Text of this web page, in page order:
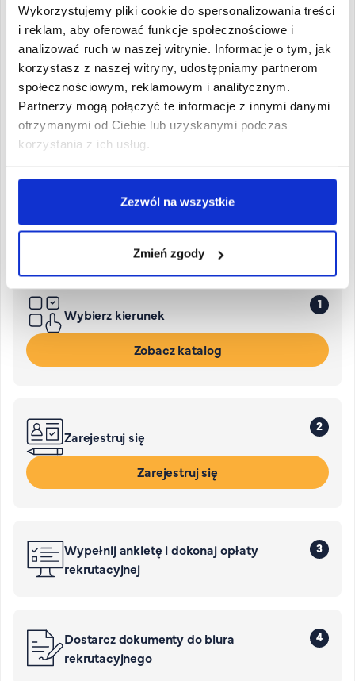
Wykorzystujemy pliki cookie do spersonalizowania treści
i reklam, aby oferować funkcje społecznościowe i
analizować ruch w naszej witrynie. Informacje o tym, jak
korzystasz z naszej witryny, udostępniamy partnerom
społecznościowym, reklamowym i analitycznym.
Partnerzy mogą połączyć te informacje z innymi danymi
otrzymanymi od Ciebie lub uzyskanymi podczas
korzystania z ich usług.
Zezwól na wszystkie
Zmień zgody
Proces rekrutacji
4 kroki do wymarzonej kariery!
1
Wybierz kierunek
Zobacz katalog
2
Zarejestruj się
Zarejestruj się
3
Wypełnij ankietę i dokonaj opłaty
rekrutacyjnej
4
Dostarcz dokumenty do biura
rekrutacyjnego